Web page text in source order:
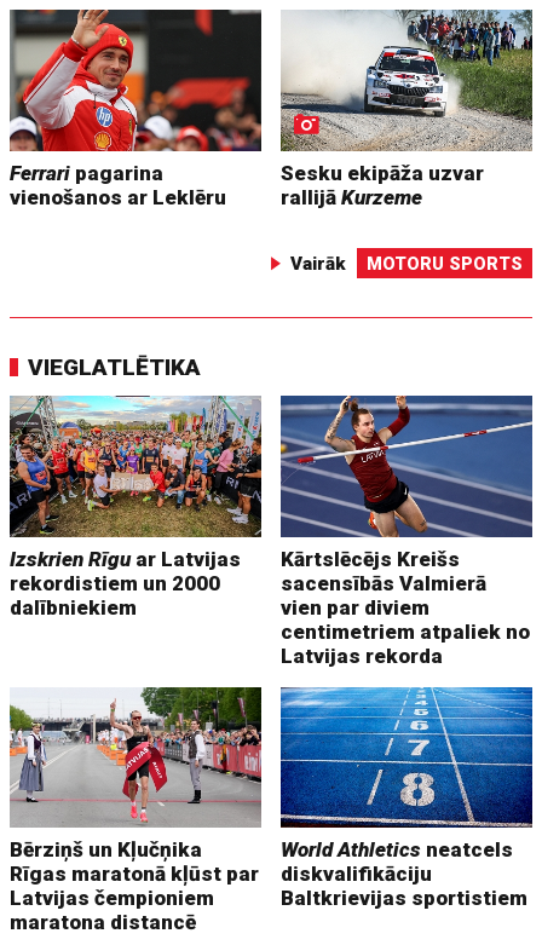
Ferrari pagarina
vienošanos ar Leklēru
Sesku ekipāža uzvar
rallijāKurzeme
Vairāk MOTORU SPORTS
VIEGLATLĒTIKA
Izskrien Rīguar Latvijas
rekordistiem un 2000
dalībniekiem
Kārtslēcējs Kreišs
sacensībās Valmierā
vien par diviem
centimetriem atpaliek no
Latvijas rekorda
Bērziņš un Kļučņika
Rīgas maratonā kļūst par
Latvijas čempioniem
maratona distancē
World Athletics neatcels
diskvalifikāciju
Baltkrievijas sportistiem